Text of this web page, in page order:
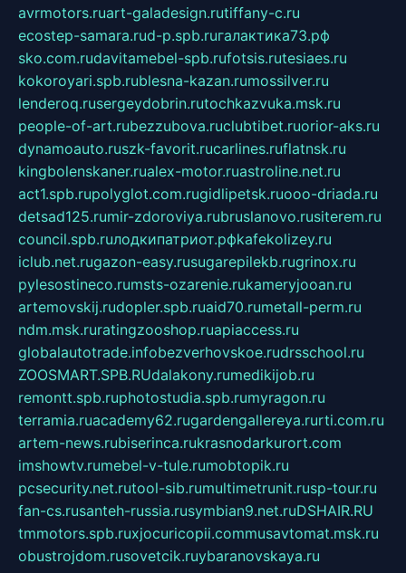
avrmotors.ruart-galadesign.rutiffany-c.ru
ecostep-samara.rud-p.spb.ruгалактика73.рф
sko.com.rudavitamebel-spb.rufotsis.rutesiaes.ru
kokoroyari.spb.rublesna-kazan.rumossilver.ru
lenderoq.rusergeydobrin.rutochkazvuka.msk.ru
people-of-art.rubezzubova.ruclubtibet.ruorior-aks.ru
dynamoauto.ruszk-favorit.rucarlines.ruflatnsk.ru
kingbolenskaner.rualex-motor.ruastroline.net.ru
act1.spb.rupolyglot.com.rugidlipetsk.ruooo-driada.ru
detsad125.rumir-zdoroviya.rubruslanovo.rusiterem.ru
council.spb.ruлодкипатриот.рфkafekolizey.ru
iclub.net.rugazon-easy.rusugarepilekb.rugrinox.ru
pylesostineco.rumsts-ozarenie.rukameryjooan.ru
artemovskij.rudopler.spb.ruaid70.rumetall-perm.ru
ndm.msk.ruratingzooshop.ruapiaccess.ru
globalautotrade.infobezverhovskoe.rudrsschool.ru
ZOOSMART.SPB.RUdalakony.rumedikijob.ru
remontt.spb.ruphotostudia.spb.rumyragon.ru
terramia.ruacademy62.rugardengallereya.rurti.com.ru
artem-news.rubiserinca.rukrasnodarkurort.com
imshowtv.rumebel-v-tule.rumobtopik.ru
pcsecurity.net.rutool-sib.rumultimetrunit.rusp-tour.ru
fan-cs.rusanteh-russia.rusymbian9.net.ruDSHAIR.RU
tmmotors.spb.ruxjocuricopii.commusavtomat.msk.ru
obustrojdom.rusovetcik.ruybaranovskaya.ru